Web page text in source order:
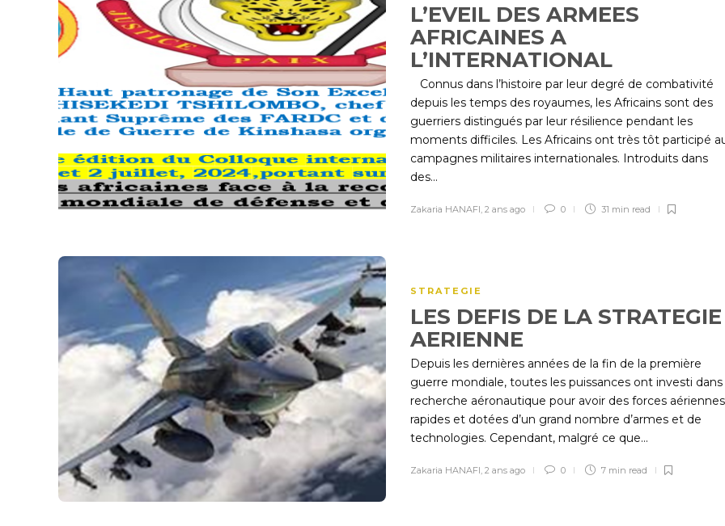
L’EVEIL DES ARMEES
AFRICAINES A
L’INTERNATIONAL
Connus dans l’histoire par leur degré de combativité
depuis les temps des royaumes, les Africains sont des
guerriers distingués par leur résilience pendant les
moments difficiles. Les Africains ont très tôt participé
campagnes militaires internationales. Introduits dans
des...
Zakaria HANAFI 2 ans ago 0 31 min read
STRATEGIE
LES DEFIS DE LA STRATEGIE
AERIENNE
Depuis les dernières années de la fin de la première
guerre mondiale, toutes les puissances ont investi dans
recherche aéronautique pour avoir des forces aériennes
rapides et dotées d’un grand nombre d’armes et de
technologies. Cependant, malgré ce que...
Zakaria HANAFI 2 ans ago 0 7 min read